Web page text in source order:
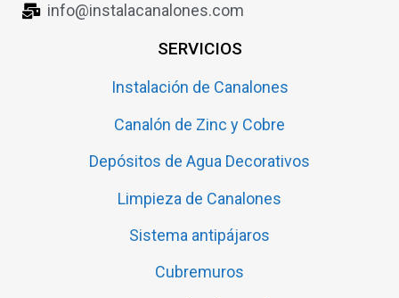
info@instalacanalones.com
SERVICIOS
Instalación de Canalones
Canalón de Zinc y Cobre
Depósitos de Agua Decorativos
Limpieza de Canalones
Sistema antipájaros
Cubremuros